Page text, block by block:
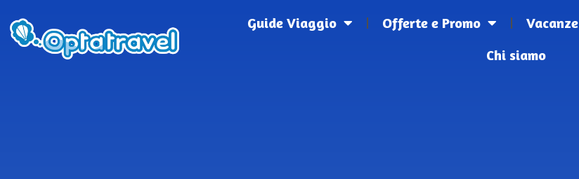
Guide Viaggio Offerte e Promo Vacanze
Chi siamo